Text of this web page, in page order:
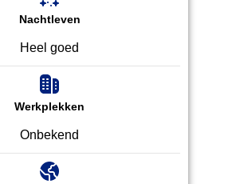
Nachtleven
Heel goed
Werkplekken
Onbekend